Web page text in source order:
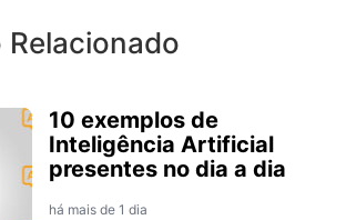
10 exemplos de
Inteligência Artificial
presentes no dia a dia
há mais de 1 dia